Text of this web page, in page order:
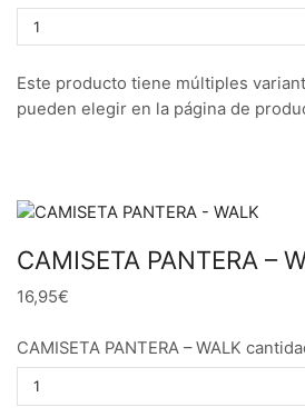
Este producto tiene múltiples
pueden elegir en la página de
CAMISETA PANTERA –
16,95€
CAMISETA PANTERA – WALK